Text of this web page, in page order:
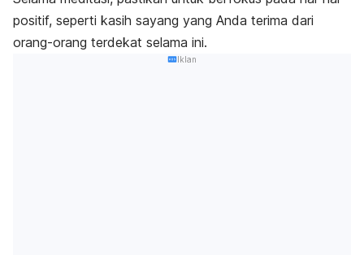
positif, seperti kasih sayang yang Anda terima dari
orang-orang terdekat selama ini.
Iklan